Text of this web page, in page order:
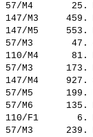
57/M4       25.
147/M3     459.
147/M5     553.
57/M3       47.
110/M4      81.
57/M3      173.
147/M4     927.
57/M5      199.
57/M6      135.
110/F1       6.
57/M3      239.